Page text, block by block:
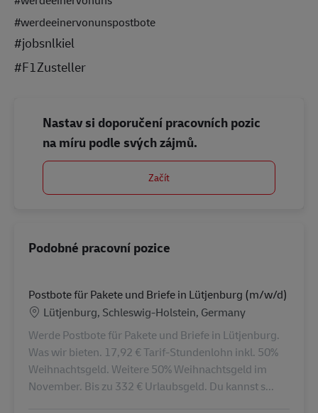
#werdeeinervonunspostbote
#jobsnlkiel
#F1Zusteller
Nastav si doporučení pracovních pozic
na míru podle svých zájmů.
Začít
Podobné pracovní pozice
Postbote für Pakete und Briefe in Lütjenburg (m/w/d)
Location
Lütjenburg, Schleswig-Holstein, Germany
Werde Postbote für Pakete und Briefe in Lütjenburg.
Was wir bieten. 17,92 € Tarif-Stundenlohn inkl. 50%
Weihnachtsgeld. Weitere 50% Weihnachtsgeld im
November. Bis zu 332 € Urlaubsgeld. Du kannst s...